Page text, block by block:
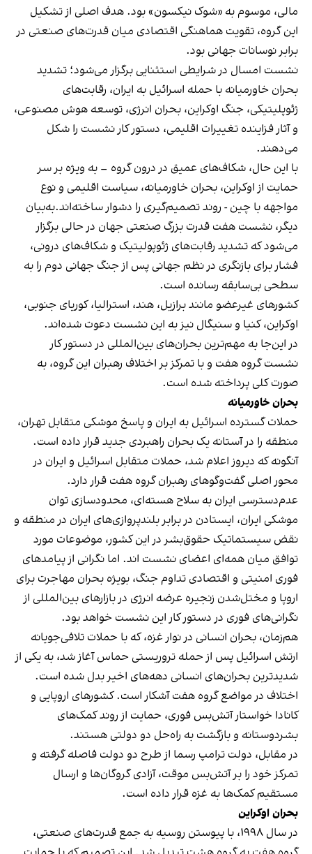
مالی، موسوم به «شوک نیکسون» بود. هدف اصلی از تشکیل
این گروه، تقویت هماهنگی اقتصادی میان قدرت‌های صنعتی در
برابر نوسانات جهانی بود.
نشست امسال در شرایطی استثنایی برگزار می‌شود؛ تشدید
بحران خاورمیانه با حمله اسرائیل به ایران، رقابت‌های
ژئوپلیتیکی، جنگ اوکراین، بحران انرژی، توسعه هوش مصنوعی،
و آثار فزاینده تغییرات اقلیمی، دستور کار نشست را شکل
می‌دهند.
با این حال، شکاف‌های عمیق در درون گروه – به ویژه بر سر
حمایت از اوکراین، بحران خاورمیانه، سیاست اقلیمی و نوع
مواجهه با چین - روند تصمیم‌گیری را دشوار ساخته‌اند.به‌بیان
دیگر، نشست هفت قدرت بزرگ صنعتی جهان در حالی برگزار
می‌شود که تشدید رقابت‌های ژئوپولیتیک و شکاف‌های درونی،
فشار برای بازنگری در نظم جهانی پس از جنگ جهانی دوم را به
سطحی بی‌سابقه رسانده است.
کشورهای غیرعضو مانند برازیل، هند، استرالیا، کوریای جنوبی،
اوکراین، کنیا و سنیگال نیز به این نشست دعوت شده‌اند.
در این‌جا به مهم‌ترین بحران‌های بین‌المللی در دستور کار
نشست گروه‌ هفت و با تمرکز بر اختلاف رهبران این گروه، به
صورت کلی پرداخته شده‌ است.
بحران خاورمیانه
حملات گسترده اسرائیل به ایران و پاسخ موشکی متقابل تهران،
منطقه را در آستانه یک بحران راهبردی جدید قرار داده است.
آنگونه که دیروز اعلام شد، حملات متقابل اسرائیل و ایران در
محور اصلی گفت‌وگوهای رهبران گروه هفت قرار دارد.
عدم‌دسترسی ایران به سلاح هسته‌ای، محدودسازی توان
موشکی ایران، ایستادن در برابر بلندپروازی‌های ایران در منطقه و
نقض سیستماتیک حقوق‌بشر در این کشور، موضوعات مورد
توافق میان همه‌ای اعضای نشست اند. اما نگرانی از پیامدهای
فوری امنیتی و اقتصادی تداوم جنگ، بویژه بحران مهاجرت برای
اروپا و مختل‌شدن زنجیره عرضه انرژی در بازارهای بین‌المللی از
نگرانی‌های فوری در دستور کار این نشست خواهد بود.
هم‌زمان، بحران انسانی در نوار غزه، که با حملات تلافی‌جویانه
ارتش اسرائیل پس از حمله تروریستی حماس آغاز شد، به یکی از
شدیدترین بحران‌های انسانی دهه‌های اخیر بدل شده است.
اختلاف در مواضع گروه هفت آشکار است. کشورهای اروپایی و
کانادا خواستار آتش‌بس فوری، حمایت از روند کمک‌های
بشردوستانه و بازگشت به راه‌حل دو دولتی هستند.
در مقابل، دولت ترامپ رسما از طرح دو دولت فاصله گرفته و
تمرکز خود را بر آتش‌بس موقت، آزادی گروگان‌ها و ارسال
مستقیم کمک‌ها به غزه قرار داده است.
بحران اوکراین
در سال ۱۹۹۸، با پیوستن روسیه به جمع قدرت‌های صنعتی،